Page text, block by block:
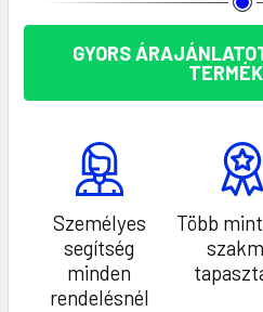
GYORS
Személyes
segítség
minden
rendelésnél
Több